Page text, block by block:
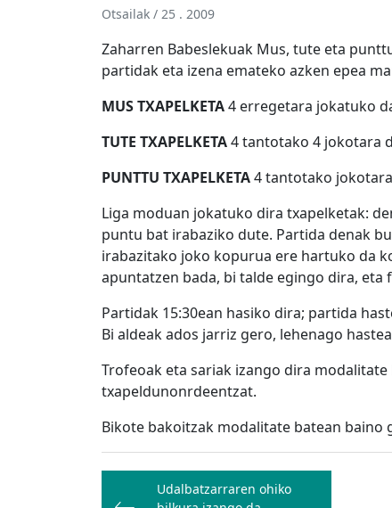
Otsailak / 25 . 2009
Zaharren Babeslekuak Mus, tute eta
partidak eta izena emateko azken epea
MUS TXAPELKETA4 erregetara jokatuko
TUTE TXAPELKETA4 tantotako 4 jokotara
PUNTTU TXAPELKETA4 tantotako
Liga moduan jokatuko dira txapelketak:
puntu bat irabaziko dute. Partida denak
irabazitako joko kopurua ere hartuko da
apuntatzen bada, bi talde egingo dira,
Partidak 15:30ean hasiko dira; partida
Bi aldeak ados jarriz gero, lehenago
Trofeoak eta sariak izango dira
txapeldunonrdeentzat.
Bikote bakoitzak modalitate batean baino
Bidalketetan
Udalbatzarraren ohiko